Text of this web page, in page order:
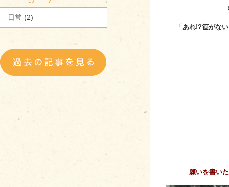
日常 (2)
「あれ!?笹がな
願いを書い